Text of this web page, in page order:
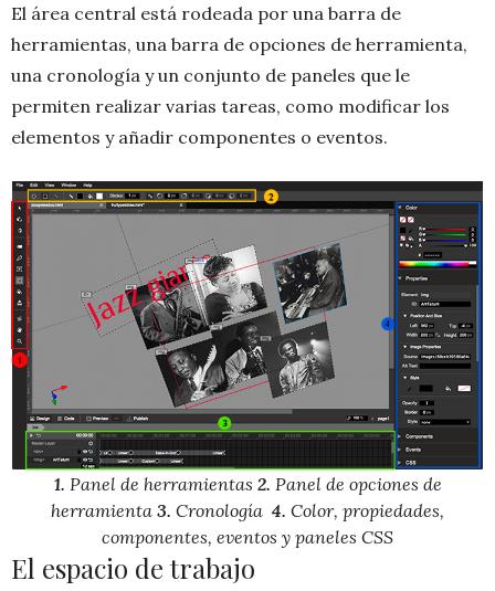
El área central está rodeada por una barra de
herramientas, una barra de opciones de herramienta,
una cronología y un conjunto de paneles que le
permiten realizar varias tareas, como modificar los
elementos y añadir componentes o eventos.
1. Panel de herramientas 2. Panel de opciones de
herramienta 3. Cronología 4. Color, propiedades,
componentes, eventos y paneles CSS
El espacio de trabajo